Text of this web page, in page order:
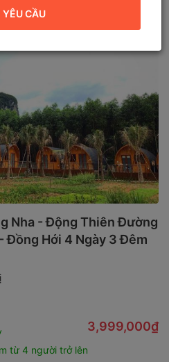
Nha - Động Thiên Đường
Đồng Hới 4 Ngày 3 Đêm
3,999,000₫
từ 4 người trở lên